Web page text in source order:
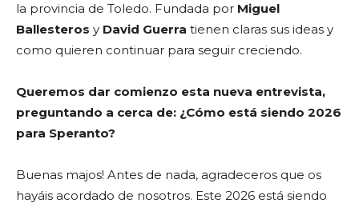
la provincia de Toledo. Fundada por Miguel
Ballesteros y David Guerra tienen claras sus ideas y
como quieren continuar para seguir creciendo.
Queremos dar comienzo esta nueva entrevista,
preguntando a cerca de: ¿Cómo está siendo 2026
para Speranto?
Buenas majos! Antes de nada, agradeceros que os
hayáis acordado de nosotros. Este 2026 está siendo